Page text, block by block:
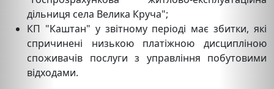
дільниця села Велика Круча";
КП "Каштан" у звітному періоді має збитки, які
спричинені низькою платіжною дисципліною
споживачів послуги з управління побутовими
відходами.